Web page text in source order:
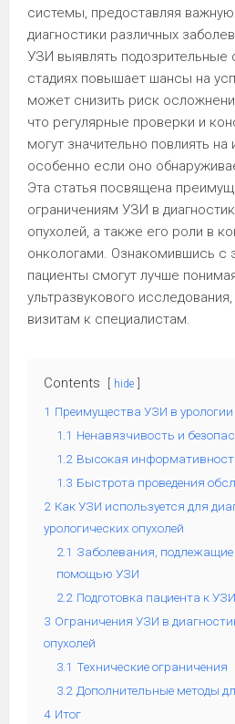
системы, предоставляя
диагностики различных
УЗИ выявлять подозрительные
стадиях повышает шансы на
может снизить риск
что регулярные проверки и
могут значительно повлиять на
особенно если оно
Эта статья посвящена
ограничениям УЗИ в
опухолей, а также его роли в
онкологами. Ознакомившись с
пациенты смогут лучше
ультразвукового
визитам к специалистам.
Contents hide
1 Преимущества УЗИ в урологии
1.1 Ненавязчивость и
1.2 Высокая
1.3 Быстрота проведения
2 Как УЗИ используется для
урологических опухолей
2.1 Заболевания, подлежащие
помощью УЗИ
2.2 Подготовка пациента к УЗИ
3 Ограничения УЗИ в
опухолей
3.1 Технические ограничения
3.2 Дополнительные методы
4 Итог